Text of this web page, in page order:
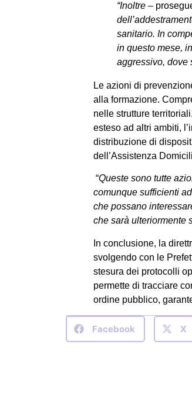
“Inoltre –
sanitario. In
in questo mese,
aggressivo, dove
Le azioni di
alla formazione.
nelle strutture
esteso ad altri ambiti,
distribuzione di
dell’Assistenza
“Queste sono tutte
comunque sufficienti
che possano
che sarà ulteriormente
In conclusione, la
svolgendo con le
stesura dei protocolli
permette di tracciare
ordine pubblico,
Facebook X